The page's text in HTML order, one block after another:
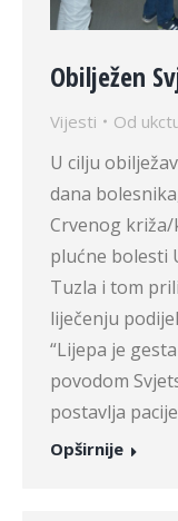
Obilježen
Vijesti Od
U cilju
dana
Crvenog
plućne bolesti
Tuzla i tom
liječenju
“Lijepa je
povodom
postavlja
Opširnije